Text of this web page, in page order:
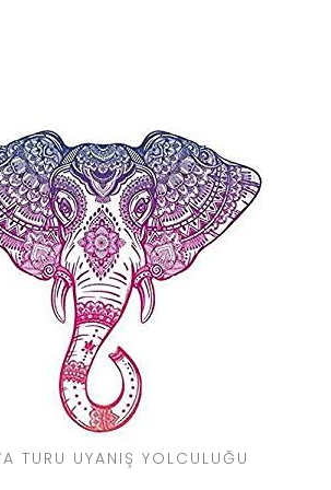
TURU UYANIŞ YOLCULUĞU